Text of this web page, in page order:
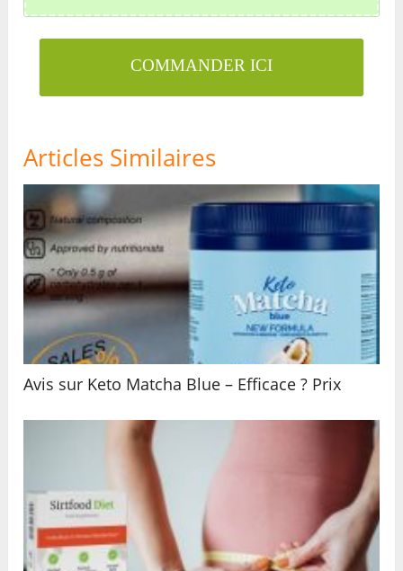
COMMANDER ICI
Articles Similaires
Avis sur Keto Matcha Blue – Efficace ? Prix